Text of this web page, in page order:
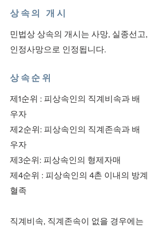
상속의 개시
민법상 상속의 개시는 사망, 실종선고,
인정사망으로 인정됩니다.
상속순위
제1순위 : 피상속인의 직계비속과 배
우자
제2순위: 피상속인의 직계존속과 배
우자
제3순위: 피상속인의 형제자매
제4순위 : 피상속인의 4촌 이내의 방계
혈족
직계비속, 직계존속이 없을 경우에는